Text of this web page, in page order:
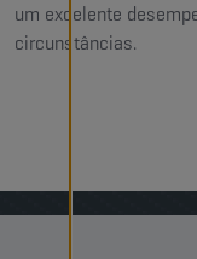
um excelente
circunstâncias.